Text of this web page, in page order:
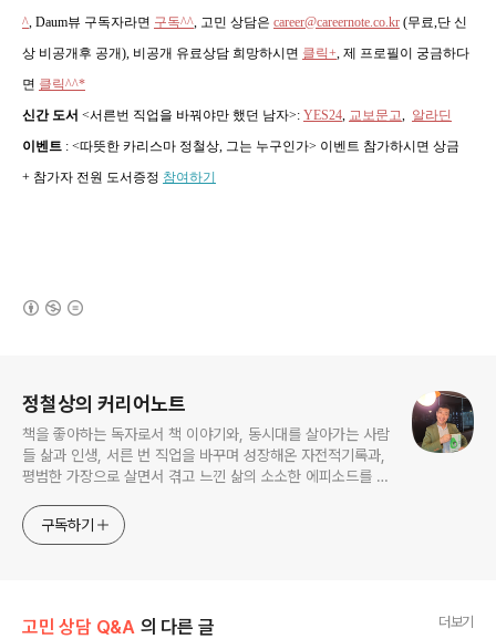
^, Daum뷰 구독자라면 구독^^, 고민 상담은 career@careernote.co.kr (무료,단 신
상 비공개후 공개), 비공개 유료상담 희망하시면 클릭+, 제 프로필이 궁금하다
면 클릭^^*
신간 도서 <서른번 직업을 바꿔야만 했던 남자>: YES24, 교보문고, 알라딘
이벤트 : <따뜻한 카리스마 정철상, 그는 누구인가> 이벤트 참가하시면 상금
+ 참가자 전원 도서증정 참여하기
정철상의 커리어노트
책을 좋아하는 독자로서 책 이야기와, 동시대를 살아가는 사람
들 삶과 인생, 서른 번 직업을 바꾸며 성장해온 자전적기록과,
평범한 가장으로 살면서 겪고 느낀 삶의 소소한 에피소드를 전
고픈 커리어코치, 유튜브: 정교수의 인생수업
구독하기
고민 상담 Q&A 의 다른 글 더보기